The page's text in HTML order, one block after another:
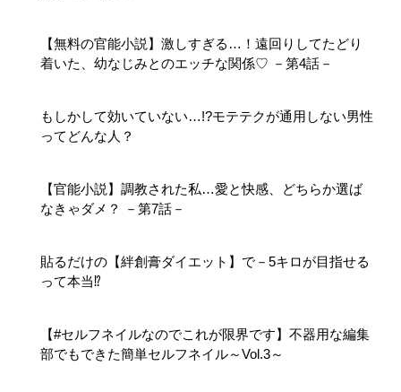
【無料の官能小説】激しすぎる…！遠回りしてたどり
着いた、幼なじみとのエッチな関係♡ －第4話－
もしかして効いていない…!?モテテクが通用しない男性
ってどんな人？
【官能小説】調教された私…愛と快感、どちらか選ば
なきゃダメ？ －第7話－
貼るだけの【絆創膏ダイエット】で－5キロが目指せる
って本当⁉
【#セルフネイルなのでこれが限界です】不器用な編集
部でもできた簡単セルフネイル～Vol.3～